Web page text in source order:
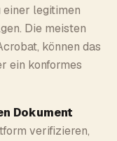
einer legitimen
Die meisten
können das
ein konformes
Dokument
verifizieren,